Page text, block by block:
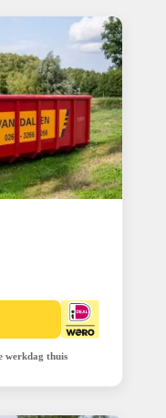
werkdag thuis